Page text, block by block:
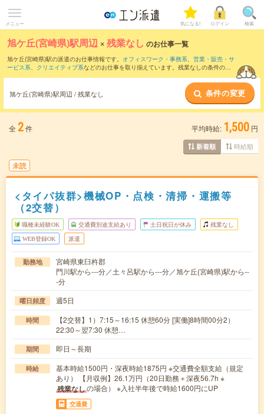
メニュー 気になる! ログイン 検索
旭ケ丘(宮崎県)駅周辺 ×残業なし のお仕事一覧
旭ケ丘(宮崎県)駅の派遣のお仕事情報です。 オフィスワーク・事務系、 営業・販売・サ
ービス系、 クリエイティブ系などのお仕事を取り揃えています。残業なしの条件の他
旭ケ丘(宮崎県)駅周辺 / 残業なし 条件の変更
全 2件 平均時給: 1,500 円
新着順 時給順
未読
<タイパ抜群>機械OP・点検・清掃・運搬等
（2交替）
職種未経験OK 交通費別途支給あり 土日祝日が休み 残業なし
WEB登録OK 派遣
勤務地
宮崎県東臼杵郡
門川駅から---分／土々呂駅から---分／旭ケ丘(宮崎県)駅から--
-分
曜日頻度 週5日
時間
【2交替】1）7:15～16:15 休憩60分 [実働]8時間00分2）
22:30～翌7:30 休憩…
期間 即日～長期
時給
基本時給1500円・深夜時給1875円 ※交通費全額支給（規定
あり） 【月収例】26.1万円（20日勤務＋深夜56.7h ※
残業なしの場合） ※入社半年後で時給1600円にUP
交通費